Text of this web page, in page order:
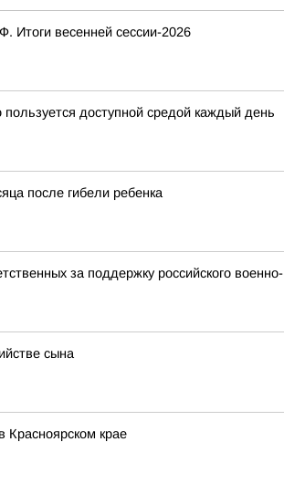
Итоги весенней сессии-2026
доступной средой каждый день
после гибели ребенка
за поддержку российского
сына
Красноярском крае